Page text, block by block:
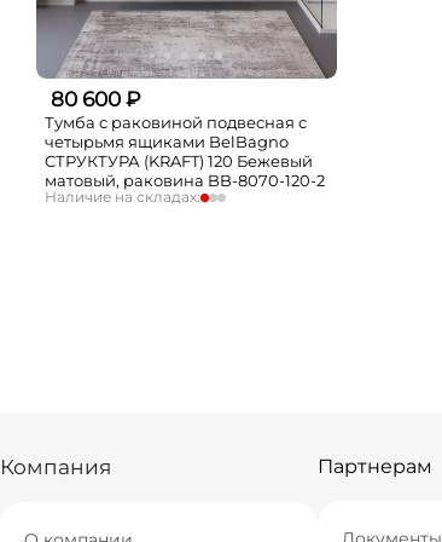
80 600 ₽
Тумба с раковиной подвесная с
четырьмя ящиками BelBagno
СТРУКТУРА (KRAFT) 120 Бежевый
матовый, раковина BB-8070-120-2
Наличие на складах:
Компания Партнерам